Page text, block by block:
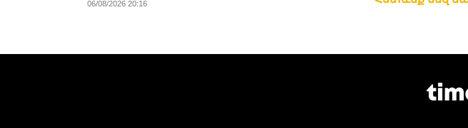
06/08/2026 20:16